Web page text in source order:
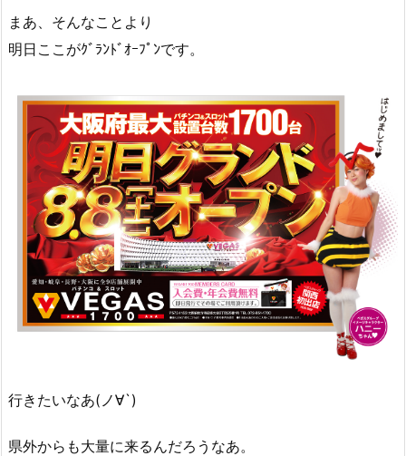
まあ、そんなことより
明日ここがｸﾞﾗﾝﾄﾞｵｰﾌﾟﾝです。
行きたいなあ(ノ∀`)
県外からも大量に来るんだろうなあ。